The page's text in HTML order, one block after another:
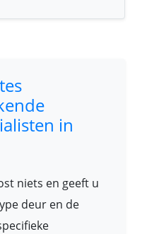
in
niets en geeft u
deur en de